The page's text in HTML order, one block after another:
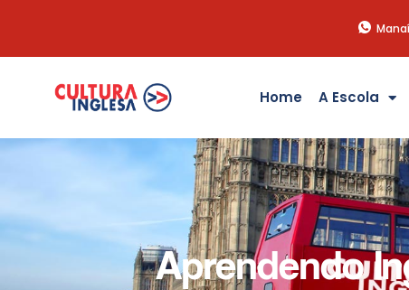
Home A Escola
Aprendendo